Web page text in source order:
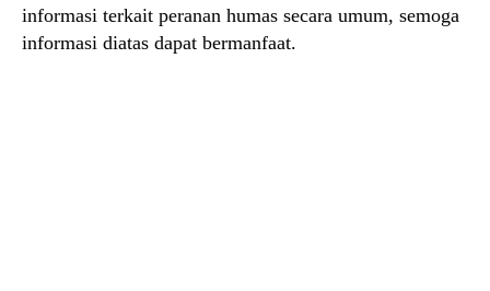
informasi terkait peranan humas secara umum, semoga
informasi diatas dapat bermanfaat.